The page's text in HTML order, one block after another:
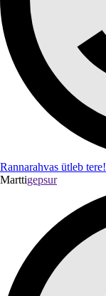
Rannarahvas ütleb tere!
Marttigepsur